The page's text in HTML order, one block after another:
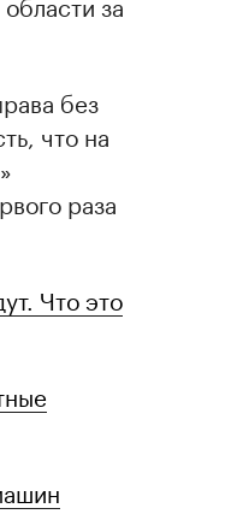
без
что на
раза
Что это